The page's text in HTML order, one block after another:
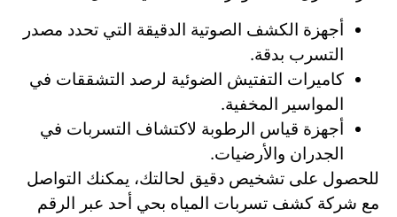
أجهزة الكشف الصوتية الدقيقة التي تحدد مصدر
التسرب بدقة.
كاميرات التفتيش الضوئية لرصد التشققات في
المواسير المخفية.
أجهزة قياس الرطوبة لاكتشاف التسربات في
الجدران والأرضيات.
للحصول على تشخيص دقيق لحالتك، يمكنك التواصل
مع شركة كشف تسربات المياه بحي أحد عبر الرقم